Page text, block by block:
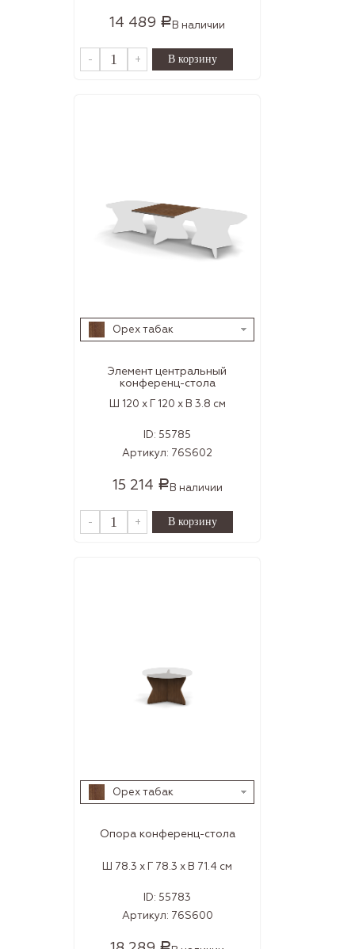
14 489 Р В наличии
- +
Орех табак
Элемент центральный
конференц-стола
Ш 120 x Г 120 x В 3.8 см
ID: 55785
Артикул: 76S602
15 214 Р В наличии
- +
Орех табак
Опора конференц-стола
Ш 78.3 x Г 78.3 x В 71.4 см
ID: 55783
Артикул: 76S600
Р